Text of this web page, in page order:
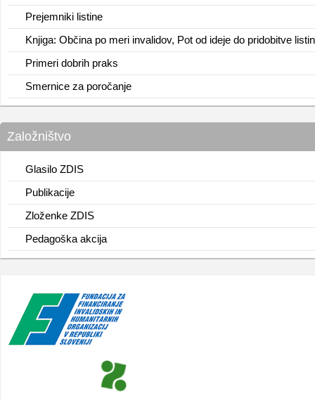
Prejemniki listine
Knjiga: Občina po meri invalidov, Pot od ideje do pridobitve
Primeri dobrih praks
Smernice za poročanje
Založništvo
Glasilo ZDIS
Publikacije
Zloženke ZDIS
Pedagoška akcija